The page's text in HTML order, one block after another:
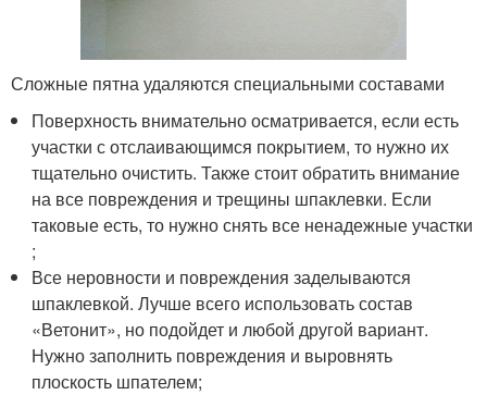
Сложные пятна удаляются специальными составами
Поверхность внимательно осматривается, если есть
участки с отслаивающимся покрытием, то нужно их
тщательно очистить. Также стоит обратить внимание
на все повреждения и трещины шпаклевки. Если
таковые есть, то нужно снять все ненадежные участки
;
Все неровности и повреждения заделываются
шпаклевкой. Лучше всего использовать состав
«Ветонит», но подойдет и любой другой вариант.
Нужно заполнить повреждения и выровнять
плоскость шпателем;